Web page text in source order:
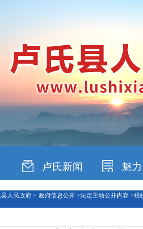
卢氏新闻 魅
人民政府 > 政府信息公开 >法定主动公开内容 >税